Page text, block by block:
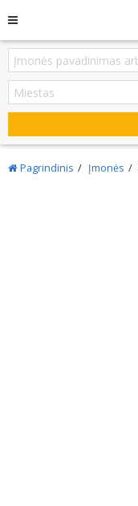
Pagrindinis Įmonės